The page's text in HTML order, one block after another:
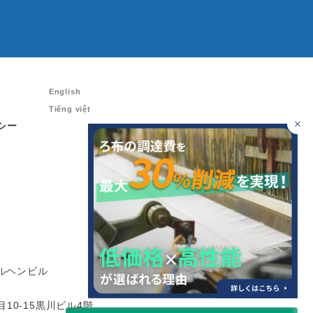
ー
English
Tiếng việt
ヘンビル
10-15黒川ビル4階